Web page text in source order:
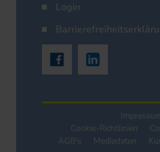
Login
Cookie-Richtlinien
AGB's
Mediadaten